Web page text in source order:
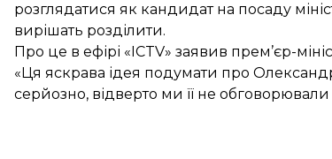
розглядатися як кандидат на посаду
вирішать розділити.
Про це в ефірі «ICTV» заявив прем’єр-
«Ця яскрава ідея подумати про
серйозно, відверто ми її не